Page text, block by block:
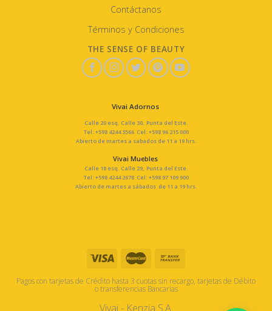
Contáctanos
Términos y Condiciones
THE SENSE OF BEAUTY
Vivai Adornos
Calle 20 esq. Calle 30, Punta del Este.
Tel: +598 4244 3566 Cel: +598 96 215 000
Abierto de martes a sabados de 11 a 19 hrs.
Vivai Muebles
Calle 18 esq. Calle 29, Punta del Este.
Tel: +598 4244 2678 Cel: +598 97 109 900
Abierto de martes a sábados de 11 a 19 hrs.
Pagos con tarjetas de Crédito hasta 3 cuotas sin recargo, tarjetas de Débito
o transferencias Bancarias
Vivai - Kenzia S.A.